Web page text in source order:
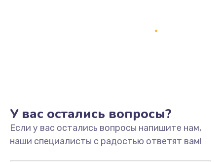
У вас остались вопросы?
Если у вас остались вопросы напишите нам,
наши специалисты с радостью ответят вам!